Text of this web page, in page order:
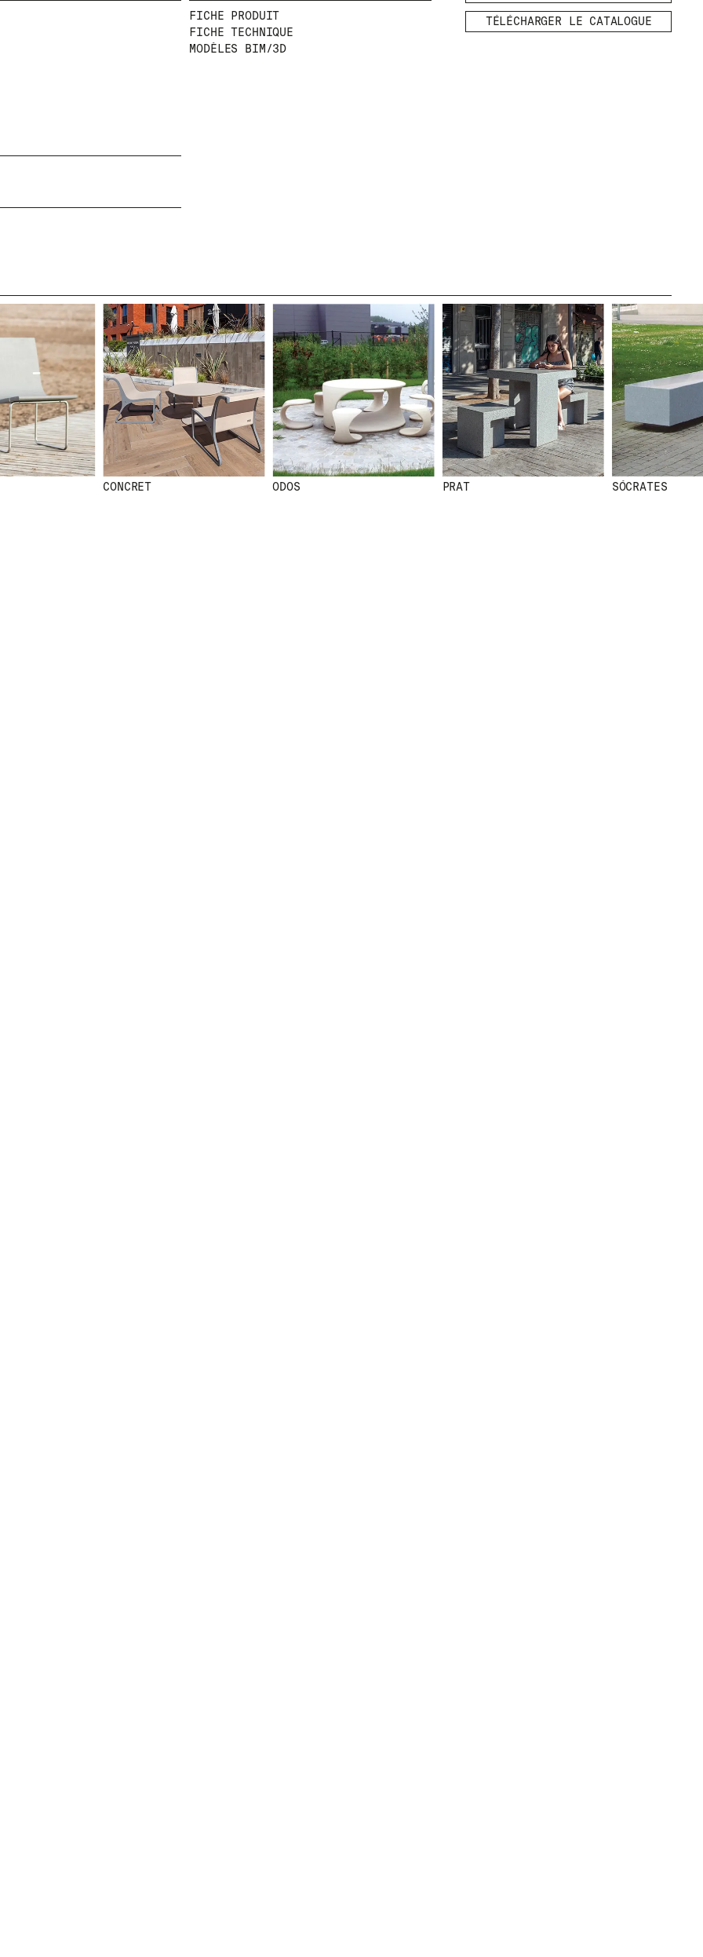
FICHE PRODUIT
FICHE TECHNIQUE
MODÈLES BIM/3D
TÉLÉCHARGER LE CATALOGUE
CONCRET ODOS PRAT SÓCRATES
NEWSLETTER
N
E
W
S
L
E
LÉGAL
MENTIONS
LÉGALES
POLITIQUE DE
COOKIES
POLITIQUE DE
CONFIDENTIALITÉ
CANAL ÉTHIQUE
CRÉDITS